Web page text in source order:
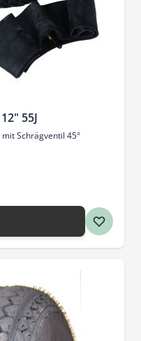
55J
mit Schrägventil 45°